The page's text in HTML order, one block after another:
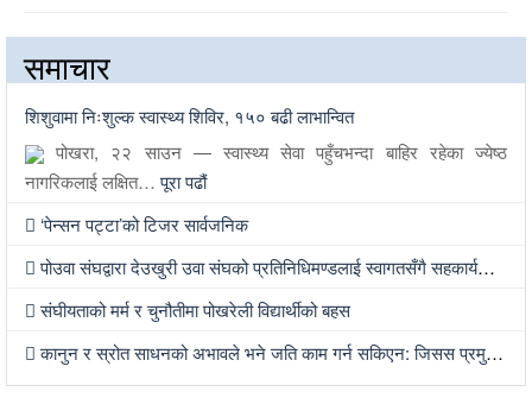
समाचार
शिशुवामा निःशुल्क स्वास्थ्य शिविर, १५० बढी लाभान्वित
पोखरा, २२ साउन — स्वास्थ्य सेवा पहुँचभन्दा बाहिर रहेका ज्येष्ठ
नागरिकलाई लक्षित…पूरा पढौं
‘पेन्सन पट्टा’को टिजर सार्वजनिक
पोउवा संघद्वारा देउखुरी उवा संघको प्रतिनिधिमण्डलाई स्वागतसँगै सहकार्यको सहमति
संघीयताको मर्म र चुनौतीमा पोखरेली विद्यार्थीको बहस
कानुन र स्रोत साधनको अभावले भने जति काम गर्न सकिएन: जिसस प्रमुख पौडेल